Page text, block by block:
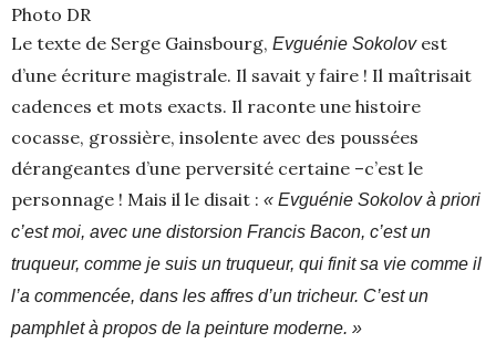
Photo DR
Le texte de Serge Gainsbourg, Evguénie Sokolovest
d’une écriture magistrale. Il savait y faire ! Il maîtrisait
cadences et mots exacts. Il raconte une histoire
cocasse, grossière, insolente avec des poussées
dérangeantes d’une perversité certaine –c’est le
personnage ! Mais il le disait : « Evguénie Sokolov à priori
c’est moi, avec une distorsion Francis Bacon, c’est un
truqueur, comme je suis un truqueur, qui finit sa vie comme il
l’a commencée, dans les affres d’un tricheur. C’est un
pamphlet à propos de la peinture moderne. »